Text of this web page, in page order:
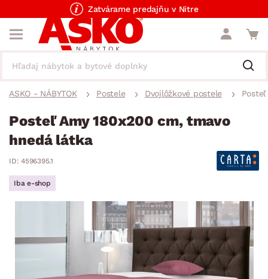
Zatvárame predajňu v Nitre
ASKO - NÁBYTOK Postele Dvojlôžkové postele
Posteľ Amy 180x200 cm, tmavo
hnedá látka
ID: 4596395.1
Iba e-shop